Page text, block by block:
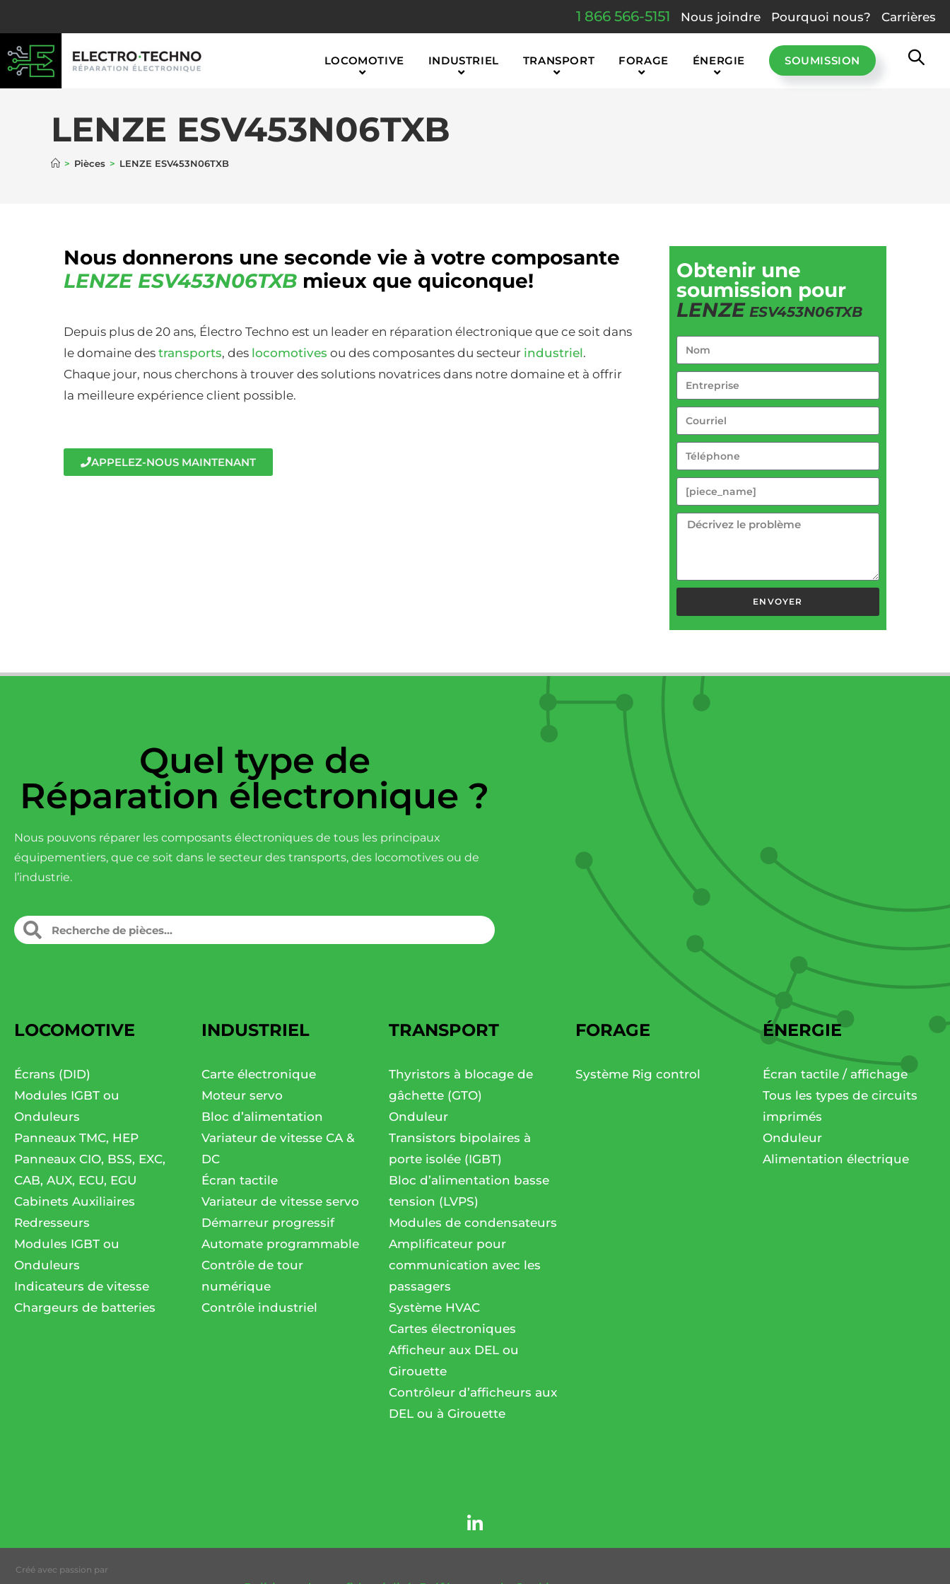
1 866 566-5151 Nous joindre Pourquoi nous? Carrières
LOCOMOTIVE INDUSTRIEL TRANSPORT FORAGE ÉNERGIE SOUMISSION
LENZE ESV453N06TXB
> Pièces > LENZE ESV453N06TXB
Nous donnerons une seconde vie à votre composante
LENZEESV453N06TXB mieux que quiconque!
Depuis plus de 20 ans, Électro Techno est un leader en réparation électronique que ce soit dans
le domaine des transports, des locomotives ou des composantes du secteur industriel.
Chaque jour, nous cherchons à trouver des solutions novatrices dans notre domaine et à offrir
la meilleure expérience client possible.
APPELEZ-NOUS MAINTENANT
Obtenir une
soumission pour
LENZE ESV453N06TXB
ENVOYER
Quel type de
Réparation électronique ?
Nous pouvons réparer les composants électroniques de tous les principaux
équipementiers, que ce soit dans le secteur des transports, des locomotives ou de
l’industrie.
LOCOMOTIVE
Écrans (DID)
Modules IGBT ou
Onduleurs
Panneaux TMC, HEP
Panneaux CIO, BSS, EXC,
CAB, AUX, ECU, EGU
Cabinets Auxiliaires
Redresseurs
Modules IGBT ou
Onduleurs
Indicateurs de vitesse
Chargeurs de batteries
INDUSTRIEL
Carte électronique
Moteur servo
Bloc d’alimentation
Variateur de vitesse CA &
DC
Écran tactile
Variateur de vitesse servo
Démarreur progressif
Automate programmable
Contrôle de tour
numérique
Contrôle industriel
TRANSPORT
Thyristors à blocage de
gâchette (GTO)
Onduleur
Transistors bipolaires à
porte isolée (IGBT)
Bloc d’alimentation basse
tension (LVPS)
Modules de condensateurs
Amplificateur pour
communication avec les
passagers
Système HVAC
Cartes électroniques
Afficheur aux DEL ou
Girouette
Contrôleur d’afficheurs aux
DEL ou à Girouette
FORAGE
Système Rig control
ÉNERGIE
Écran tactile / affichage
Tous les types de circuits
imprimés
Onduleur
Alimentation électrique
Créé avec passion par